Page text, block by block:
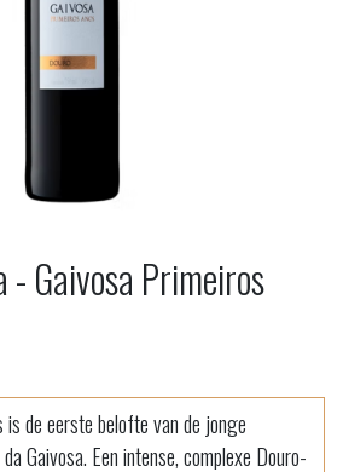
- Gaivosa Primeiros
is de eerste belofte van de jonge
Gaivosa. Een intense, complexe Douro-